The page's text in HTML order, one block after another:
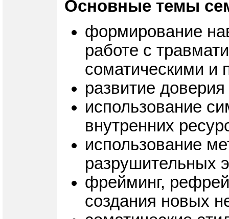
Основные темы
формирование
работе с
соматическими и
развитие
использование
внутренних
использование
разрушительных
фрейминг,
создания новых